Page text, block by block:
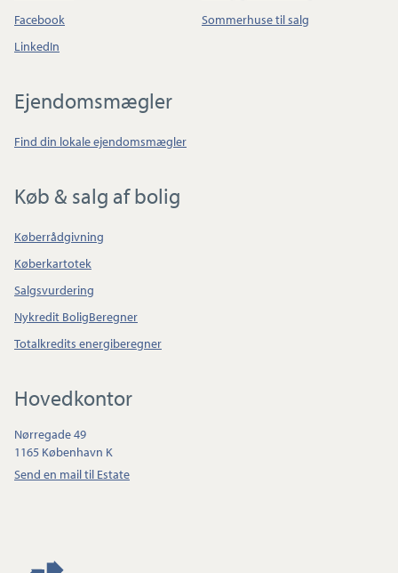
Facebook
LinkedIn
Sommerhuse til salg
Ejendomsmægler
Find din lokale ejendomsmægler
Køb & salg af bolig
Køberrådgivning
Køberkartotek
Salgsvurdering
Nykredit BoligBeregner
Totalkredits energiberegner
Hovedkontor
Nørregade 49
1165 København K
Send en mail til Estate